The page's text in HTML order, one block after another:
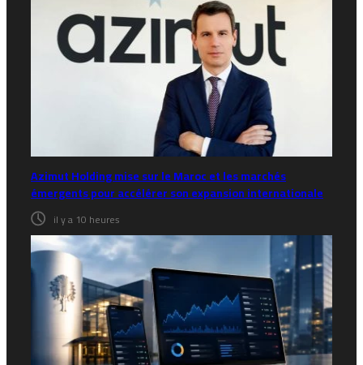
Azimut Holding mise sur le Maroc et les marchés
émergents pour accélérer son expansion internationale
il y a 10 heures